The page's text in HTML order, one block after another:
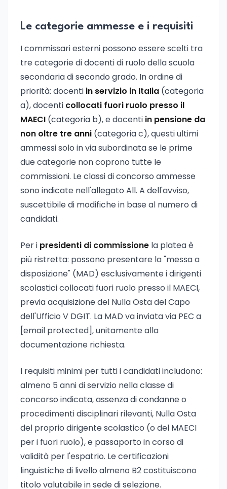
Le categorie ammesse e i requisiti
I commissari esterni possono essere scelti tra
tre categorie di docenti di ruolo della scuola
secondaria di secondo grado. In ordine di
priorità: docenti in servizio in Italia (categoria
a), docenti collocati fuori ruolo presso il
MAECI (categoria b), e docenti in pensione da
non oltre tre anni (categoria c), questi ultimi
ammessi solo in via subordinata se le prime
due categorie non coprono tutte le
commissioni. Le classi di concorso ammesse
sono indicate nell'allegato All. A dell'avviso,
suscettibile di modifiche in base al numero di
candidati.
Per i presidenti di commissione la platea è
più ristretta: possono presentare la "messa a
disposizione" (MAD) esclusivamente i dirigenti
scolastici collocati fuori ruolo presso il MAECI,
previa acquisizione del Nulla Osta del Capo
dell'Ufficio V DGIT. La MAD va inviata via PEC a
[email protected], unitamente alla
documentazione richiesta.
I requisiti minimi per tutti i candidati includono:
almeno 5 anni di servizio nella classe di
concorso indicata, assenza di condanne o
procedimenti disciplinari rilevanti, Nulla Osta
del proprio dirigente scolastico (o del MAECI
per i fuori ruolo), e passaporto in corso di
validità per l'espatrio. Le certificazioni
linguistiche di livello almeno B2 costituiscono
titolo valutabile in sede di selezione.